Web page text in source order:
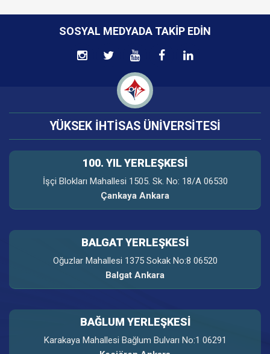
SOSYAL MEDYADA TAKIP EDIN
YÜKSEK İHTİSAS ÜNİVERSİTESİ
100. YIL YERLEŞKESI
İşçi Blokları Mahallesi 1505. Sk. No: 18/A 06530
Çankaya Ankara
BALGAT YERLEŞKESİ
Oğuzlar Mahallesi 1375 Sokak No:8 06520
Balgat Ankara
BAĞLUM YERLEŞKESİ
Karakaya Mahallesi Bağlum Bulvarı No:1 06291